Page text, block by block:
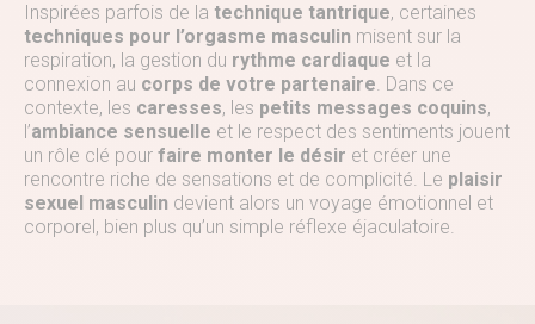
Inspirées parfois de la technique tantrique, certaines
techniques pour l’orgasme masculin misent sur la
respiration, la gestion du rythme cardiaque et la
connexion au corps de votre partenaire. Dans ce
contexte, les caresses, les petits messages coquins,
l’ambiance sensuelle et le respect des sentiments jouent
un rôle clé pour faire monter le désir et créer une
rencontre riche de sensations et de complicité. Le plaisir
sexuel masculin devient alors un voyage émotionnel et
corporel, bien plus qu’un simple réflexe éjaculatoire.